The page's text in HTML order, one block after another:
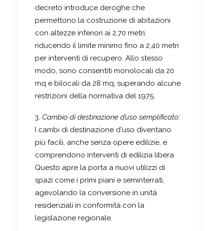
decreto introduce deroghe che
permettono la costruzione di abitazioni
con altezze inferiori ai 2,70 metri,
riducendo il limite minimo fino a 2,40 metri
per interventi di recupero. Allo stesso
modo, sono consentiti monolocali da 20
mq e bilocali da 28 mq, superando alcune
restrizioni della normativa del 1975.
3. Cambio di destinazione d’uso semplificato:
I cambi di destinazione d'uso diventano
più facili, anche senza opere edilizie, e
comprendono interventi di edilizia libera.
Questo apre la porta a nuovi utilizzi di
spazi come i primi piani e seminterrati,
agevolando la conversione in unità
residenziali in conformità con la
legislazione regionale.